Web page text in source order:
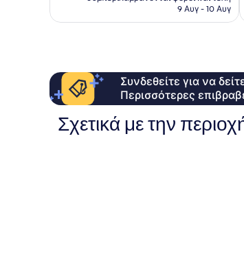
είναι
9 Αυγ - 10 Αυγ
Συνδεθείτε για να
Περισσότερες
Σχετικά με την